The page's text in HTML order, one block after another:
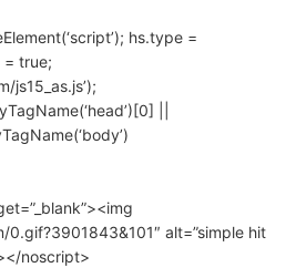
hs.type =
= true;
js15_as.js’);
||
0.gif?3901843&101″ alt=”simple hit
noscript>